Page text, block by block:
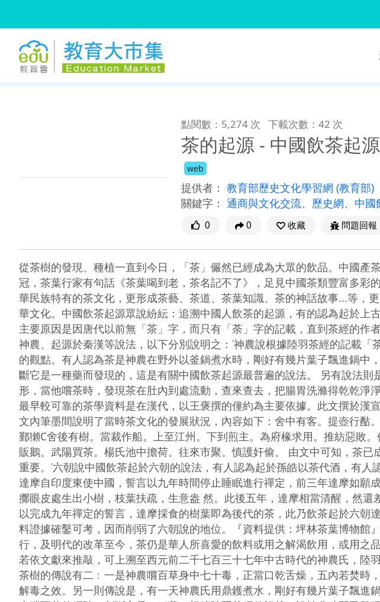
點閱數：5,274 次 下載次數：42 次
茶的起源 - 中國飲茶起源
web
提供者： 教育部歷史文化學習網 (教育部)
關鍵字： 通商與文化交流、 歷史網、 中國
0 0 收藏 問題回報
從茶樹的發現、種植一直到今日，「茶」儼然已經成為大眾的飲品。中國
冠，茶葉行家有句話《茶葉喝到老，茶名記不了》，足見中國茶類豐富多
華民族特有的茶文化，更形成茶藝、茶道、茶葉知識、茶的神話故事...等，
華文化。中國飲茶起源眾說紛紜：追溯中國人飲茶的起源，有的認為起於
主要原因是因唐代以前無「茶」字，而只有「荼」字的記載，直到茶經的
神農、起源於秦漢等說法，以下分別說明之：˙神農說根據陸羽茶經的記載
的觀點。有人認為茶是神農在野外以釜鍋煮水時，剛好有幾片葉子飄進鍋
斷它是一種藥而發現的，這是有關中國飲茶起源最普遍的說法。 另有說法
形，當他嚐茶時，發現茶在肚內到處流動，查來查去，把腸胃洗滌得乾乾淨
最早較可靠的茶學資料是在漢代，以王褒撰的僮約為主要依據。此文撰於
文內筆墨間說明了當時茶文化的發展狀況，內容如下：舍中有客。提壺行
鄞獺C舍後有樹。當裁作船。上至江州。下到煎主。為府椽求用。推紡惡敗
販鵝。武陽買茶。楊氏池中擔荷。往來市聚。慎護奸偷。 由文中可知，茶
重要。˙六朝說中國飲茶起於六朝的說法，有人認為起於孫皓以茶代酒，有
達摩自印度東使中國，誓言以九年時間停止睡眠進行禪定，前三年達摩如
擲眼皮處生出小樹，枝葉扶疏，生意盎 然。此後五年，達摩相當清醒，然
以完成九年禪定的誓言，達摩採食的樹葉即為後代的茶，此乃飲茶起於六
料證據確鑿可考，因而削弱了六朝說的地位。『資料提供：坪林茶葉博物
行，及明代的改革至今，茶仍是華人所喜愛的飲料或用之解渴飲用，或用之
若依文獻來推敲，可上溯至西元前二千七百三十七年中古時代的神農氏，
茶樹的傳說有二﹕一是神農嚐百草身中七十毒，正當口乾舌燥，五內若焚
解毒之效。另一則傳說是，有一天神農氏用鼎鑊煮水，剛好有幾片葉子飄